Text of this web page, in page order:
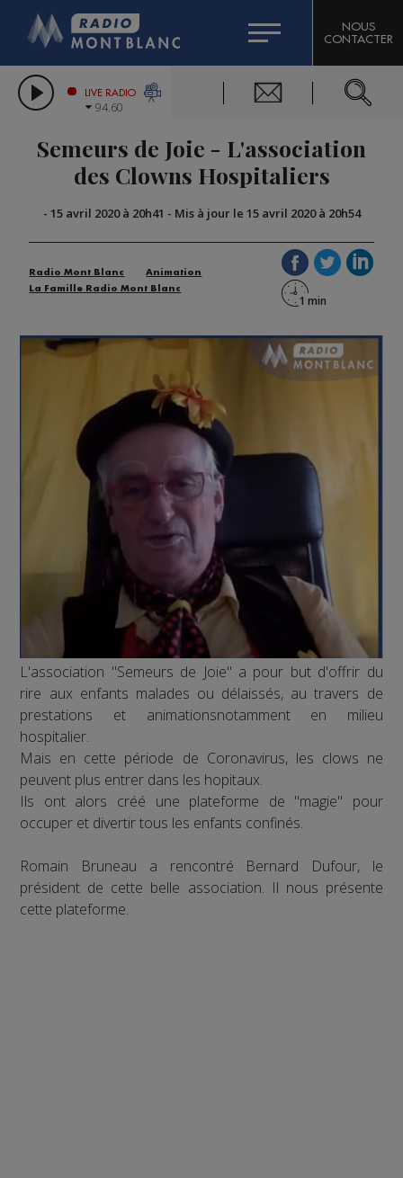
LES CHRONIQUES DE L'EXPERT
CITIZEN MACHINERY
GRAND MASSIF DOMAINES SKIABLES
BIGARD
COMPAGNIE DU MONT-BLANC
NOUS
CONTACTER
LIVE RADIO
94.60
Semeurs de Joie - L'association
des Clowns Hospitaliers
- 15 avril 2020 à 20h41 - Mis à jour le 15 avril 2020 à 20h54
Radio Mont Blanc
Animation
La Famille Radio Mont Blanc
L'association "Semeurs de Joie" a pour but d'offrir du
rire aux enfants malades ou délaissés, au travers de
prestations et animationsnotamment en milieu
hospitalier.
Mais en cette période de Coronavirus, les clows ne
peuvent plus entrer dans les hopitaux.
Ils ont alors créé une plateforme de "magie" pour
occuper et divertir tous les enfants confinés.
Romain Bruneau a rencontré Bernard Dufour, le
président de cette belle association. Il nous présente
cette plateforme.